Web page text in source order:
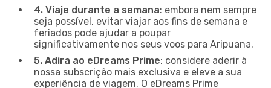
4. Viaje durante a semana: embora nem sempre
seja possível, evitar viajar aos fins de semana e
feriados pode ajudar a poupar
significativamente nos seus voos para Aripuana.
5. Adira ao eDreams Prime: considere aderir à
nossa subscrição mais exclusiva e eleve a sua
experiência de viagem. O eDreams Prime